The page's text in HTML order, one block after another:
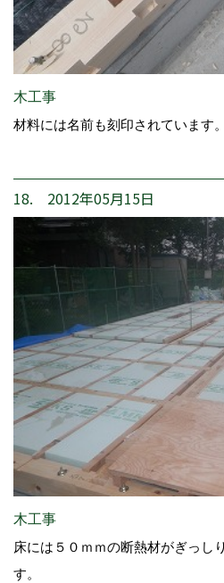
木工事
材料には名前も刻印されています。
18. 2012年05月15日
木工事
床には５０ｍｍの断熱材がぎっし
す。